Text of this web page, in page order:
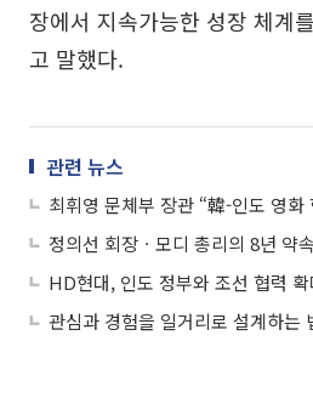
장에서 지속가능한 성장 체계
고 말했다.
관련 뉴스
HD현대, 인도 정부와 조선 협력
관심과 경험을 일거리로 설계하는